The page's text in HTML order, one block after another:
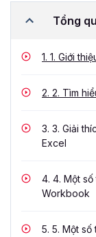
Tổng
1. 1. Giới
2. 2. Tìm
3. 3. Giải
Excel
4. 4. Một
Workbook
5. 5. Một